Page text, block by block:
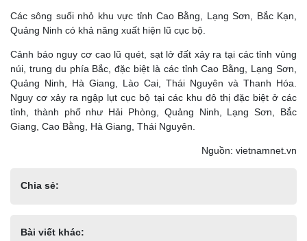
Các sông suối nhỏ khu vực tỉnh Cao Bằng, Lạng Sơn, Bắc Kạn,
Quảng Ninh có khả năng xuất hiện lũ cục bộ.
Cảnh báo nguy cơ cao lũ quét, sạt lở đất xảy ra tại các tỉnh vùng
núi, trung du phía Bắc, đặc biệt là các tỉnh Cao Bằng, Lạng Sơn,
Quảng Ninh, Hà Giang, Lào Cai, Thái Nguyên và Thanh Hóa.
Nguy cơ xảy ra ngập lụt cục bộ tại các khu đô thị đặc biệt ở các
tỉnh, thành phố như Hải Phòng, Quảng Ninh, Lạng Sơn, Bắc
Giang, Cao Bằng, Hà Giang, Thái Nguyên.
Nguồn: vietnamnet.vn
Chia sẻ:
Bài viết khác: